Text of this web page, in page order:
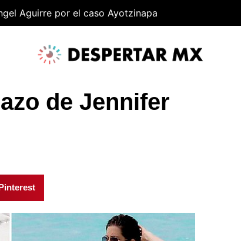
Aguirre por el caso Ayotzinapa
de Jennifer